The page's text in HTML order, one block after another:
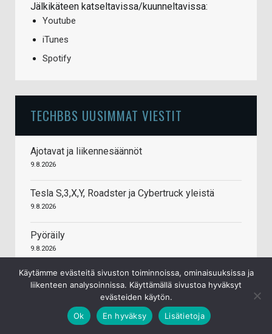
Jälkikäteen katseltavissa/kuunneltavissa:
Youtube
iTunes
Spotify
TECHBBS UUSIMMAT VIESTIT
Ajotavat ja liikennesäännöt
9.8.2026
Tesla S,3,X,Y, Roadster ja Cybertruck yleistä
9.8.2026
Pyöräily
9.8.2026
Venäjä hyökkäsi Ukrainaan 24. helmikuuta 2022
Samsungin huhutaan tiputtavan Galaxy S27
Käytämme evästeitä sivuston toiminnoissa, ominaisuuksissa ja
liikenteen analysoinnissa. Käyttämällä sivustoa hyväksyt
evästeiden käytön.
Ok
En hyväksy Lisätietoja